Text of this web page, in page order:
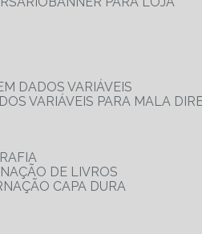
DADOS VARIÁVEIS
VARIÁVEIS PARA MALA
DE LIVROS
CAPA DURA